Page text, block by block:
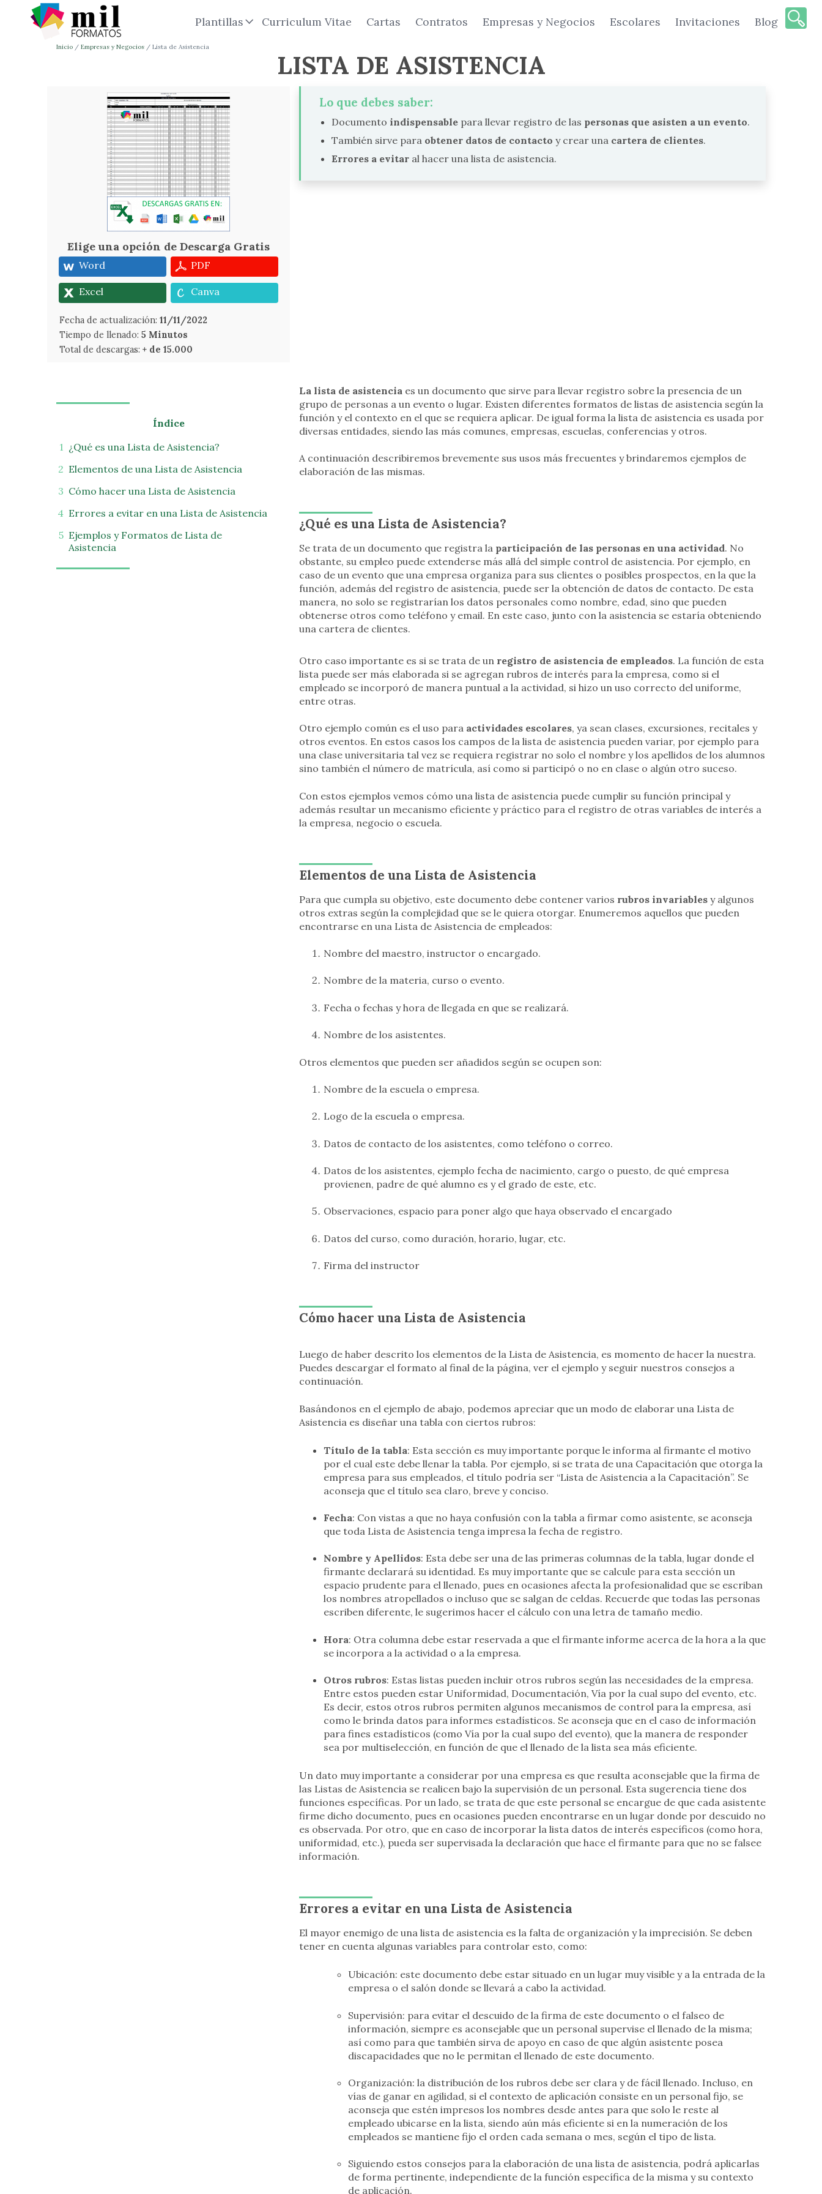
Plantillas Curriculum Vitae Cartas Contratos Empresas y Negocios Escolares Invitaciones Blog
Inicio Empresas y Negocios Lista de Asistencia
LISTA DE ASISTENCIA
Elige una opción de Descarga Gratis
Word PDF
Excel Canva
Fecha de actualización: 11/11/2022
Tiempo de llenado: 5 Minutos
Total de descargas: + de 15.000
Lo que debes saber:
Documento indispensablepara llevar registro de las personas que asisten a un evento.
También sirve paraobtener datos de contacto y crear una cartera de clientes.
Errores a evitaral hacer una lista de asistencia.
Índice
¿Qué es una Lista de Asistencia?
Elementos de una Lista de Asistencia
Cómo hacer una Lista de Asistencia
Errores a evitar en una Lista de Asistencia
Ejemplos y Formatos de Lista de
Asistencia
La lista de asistenciaes un documento que sirve para llevar registro sobre la presencia de un
grupo de personas a un evento o lugar. Existen diferentes formatos de listas de asistencia según la
función y el contexto en el que se requiera aplicar. De igual forma la lista de asistencia es usada por
diversas entidades, siendo las más comunes, empresas, escuelas, conferencias y otros.
A continuación describiremos brevemente sus usos más frecuentes y brindaremos ejemplos de
elaboración de las mismas.
¿Qué es una Lista de Asistencia?
Se trata de un documento que registra laparticipación de las personas en una actividad. No
obstante, su empleo puede extenderse más allá del simple control de asistencia. Por ejemplo, en
caso de un evento que una empresa organiza para sus clientes o posibles prospectos, en la que la
función, además del registro de asistencia, puede ser la obtención de datos de contacto. De esta
manera, no solo se registrarían los datos personales como nombre, edad, sino que pueden
obtenerse otros como teléfono y email. En este caso, junto con la asistencia se estaría obteniendo
una cartera de clientes.
Otro caso importante es si se trata de un registro de asistencia de empleados. La función de esta
lista puede ser más elaborada si se agregan rubros de interés para la empresa, como si el
empleado se incorporó de manera puntual a la actividad, si hizo un uso correcto del uniforme,
entre otras.
Otro ejemplo común es el uso para actividades escolares, ya sean clases, excursiones, recitales y
otros eventos. En estos casos los campos de la lista de asistencia pueden variar, por ejemplo para
una clase universitaria tal vez se requiera registrar no solo el nombre y los apellidos de los alumnos
sino también el número de matrícula, así como si participó o no en clase o algún otro suceso.
Con estos ejemplos vemos cómo una lista de asistencia puede cumplir su función principal y
además resultar un mecanismo eficiente y práctico para el registro de otras variables de interés a
la empresa, negocio o escuela.
Elementos de una Lista de Asistencia
Para que cumpla su objetivo, este documento debe contener varios rubros invariablesy algunos
otros extras según la complejidad que se le quiera otorgar. Enumeremos aquellos que pueden
encontrarse en una Lista de Asistencia de empleados:
Nombre del maestro, instructor o encargado.
Nombre de la materia, curso o evento.
Fecha o fechas y hora de llegada en que se realizará.
Nombre de los asistentes.
Otros elementos que pueden ser añadidos según se ocupen son:
Nombre de la escuela o empresa.
Logo de la escuela o empresa.
Datos de contacto de los asistentes, como teléfono o correo.
Datos de los asistentes, ejemplo fecha de nacimiento, cargo o puesto, de qué empresa
provienen, padre de qué alumno es y el grado de este, etc.
Observaciones, espacio para poner algo que haya observado el encargado
Datos del curso, como duración, horario, lugar, etc.
Firma del instructor
Cómo hacer una Lista de Asistencia
Luego de haber descrito los elementos de la Lista de Asistencia, es momento de hacer la nuestra.
Puedes descargar el formato al final de la página, ver el ejemplo y seguir nuestros consejos a
continuación.
Basándonos en el ejemplo de abajo, podemos apreciar que un modo de elaborar una Lista de
Asistencia es diseñar una tabla con ciertos rubros:
Título de la tabla: Esta sección es muy importante porque le informa al firmante el motivo
por el cual este debe llenar la tabla. Por ejemplo, si se trata de una Capacitación que otorga la
empresa para sus empleados, el título podría ser “Lista de Asistencia a la Capacitación”. Se
aconseja que el título sea claro, breve y conciso.
Fecha: Con vistas a que no haya confusión con la tabla a firmar como asistente, se aconseja
que toda Lista de Asistencia tenga impresa la fecha de registro.
Nombre y Apellidos: Esta debe ser una de las primeras columnas de la tabla, lugar donde el
firmante declarará su identidad. Es muy importante que se calcule para esta sección un
espacio prudente para el llenado, pues en ocasiones afecta la profesionalidad que se escriban
los nombres atropellados o incluso que se salgan de celdas. Recuerde que todas las personas
escriben diferente, le sugerimos hacer el cálculo con una letra de tamaño medio.
Hora: Otra columna debe estar reservada a que el firmante informe acerca de la hora a la que
se incorpora a la actividad o a la empresa.
Otros rubros: Estas listas pueden incluir otros rubros según las necesidades de la empresa.
Entre estos pueden estar Uniformidad, Documentación, Vía por la cual supo del evento, etc.
Es decir, estos otros rubros permiten algunos mecanismos de control para la empresa, así
como le brinda datos para informes estadísticos. Se aconseja que en el caso de información
para fines estadísticos (como Vía por la cual supo del evento), que la manera de responder
sea por multiselección, en función de que el llenado de la lista sea más eficiente.
Un dato muy importante a considerar por una empresa es que resulta aconsejable que la firma de
las Listas de Asistencia se realicen bajo la supervisión de un personal. Esta sugerencia tiene dos
funciones específicas. Por un lado, se trata de que este personal se encargue de que cada asistente
firme dicho documento, pues en ocasiones pueden encontrarse en un lugar donde por descuido no
es observada. Por otro, que en caso de incorporar la lista datos de interés específicos (como hora,
uniformidad, etc.), pueda ser supervisada la declaración que hace el firmante para que no se falsee
información.
Errores a evitar en una Lista de Asistencia
El mayor enemigo de una lista de asistencia es la falta de organización y la imprecisión. Se deben
tener en cuenta algunas variables para controlar esto, como:
Ubicación: este documento debe estar situado en un lugar muy visible y a la entrada de la
empresa o el salón donde se llevará a cabo la actividad.
Supervisión: para evitar el descuido de la firma de este documento o el falseo de
información, siempre es aconsejable que un personal supervise el llenado de la misma;
así como para que también sirva de apoyo en caso de que algún asistente posea
discapacidades que no le permitan el llenado de este documento.
Organización: la distribución de los rubros debe ser clara y de fácil llenado. Incluso, en
vías de ganar en agilidad, si el contexto de aplicación consiste en un personal fijo, se
aconseja que estén impresos los nombres desde antes para que solo le reste al
empleado ubicarse en la lista, siendo aún más eficiente si en la numeración de los
empleados se mantiene fijo el orden cada semana o mes, según el tipo de lista.
Siguiendo estos consejos para la elaboración de una lista de asistencia, podrá aplicarlas
de forma pertinente, independiente de la función específica de la misma y su contexto
de aplicación.